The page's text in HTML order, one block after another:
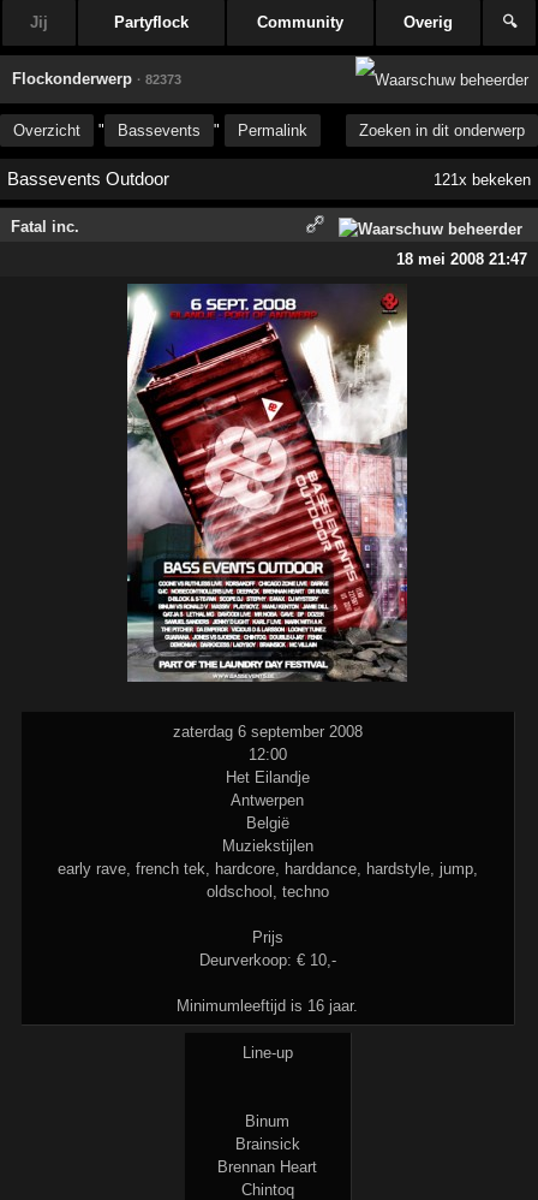
Jij Partyflock Community Overig 🔍
Flockonderwerp · 82373
Overzicht " Bassevents " Permalink Zoeken in dit onderwerp
Bassevents Outdoor 121x bekeken
Fatal inc.
18 mei 2008 21:47
zaterdag 6 september 2008
12:00
Het Eilandje
Antwerpen
België
Muziekstijlen
early rave, french tek, hardcore, harddance, hardstyle, jump,
oldschool, techno
Prijs
Deurverkoop: € 10,-
Minimumleeftijd is 16 jaar.
Line-up
Binum
Brainsick
Brennan Heart
Chintoq